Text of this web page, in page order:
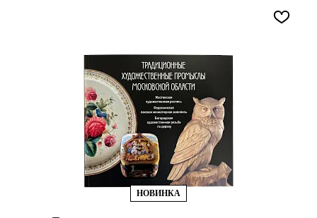
НОВИНКА